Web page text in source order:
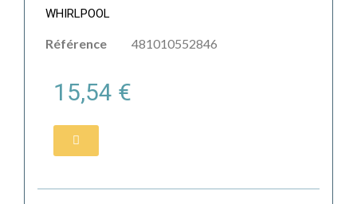
WHIRLPOOL
Référence 481010552846
15,54 €